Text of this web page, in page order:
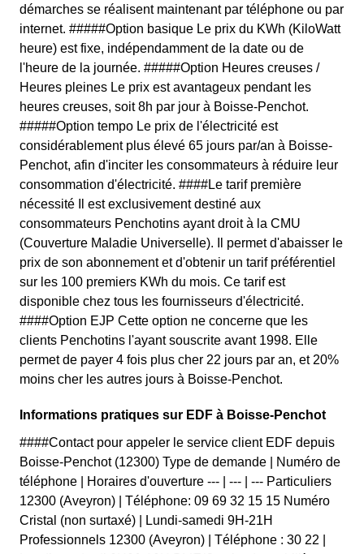
démarches se réalisent maintenant par téléphone ou par
internet. #####Option basique Le prix du KWh (KiloWatt
heure) est fixe, indépendamment de la date ou de
l'heure de la journée. #####Option Heures creuses /
Heures pleines Le prix est avantageux pendant les
heures creuses, soit 8h par jour à Boisse-Penchot.
#####Option tempo Le prix de l'électricité est
considérablement plus élevé 65 jours par/an à Boisse-
Penchot, afin d'inciter les consommateurs à réduire leur
consommation d'électricité. ####Le tarif première
nécessité Il est exclusivement destiné aux
consommateurs Penchotins ayant droit à la CMU
(Couverture Maladie Universelle). Il permet d'abaisser le
prix de son abonnement et d'obtenir un tarif préférentiel
sur les 100 premiers KWh du mois. Ce tarif est
disponible chez tous les fournisseurs d'électricité.
####Option EJP Cette option ne concerne que les
clients Penchotins l'ayant souscrite avant 1998. Elle
permet de payer 4 fois plus cher 22 jours par an, et 20%
moins cher les autres jours à Boisse-Penchot.
Informations pratiques sur EDF à Boisse-Penchot
####Contact pour appeler le service client EDF depuis
Boisse-Penchot (12300) Type de demande | Numéro de
téléphone | Horaires d'ouverture --- | --- | --- Particuliers
12300 (Aveyron) | Téléphone: 09 69 32 15 15 Numéro
Cristal (non surtaxé) | Lundi-samedi 9H-21H
Professionnels 12300 (Aveyron) | Téléphone : 30 22 |